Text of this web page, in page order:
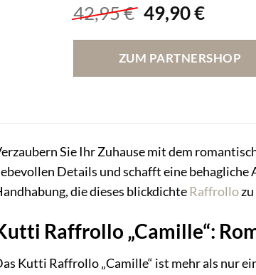
42,95€ Ursprünglicher
Preis
war:
42,95 €
49,90€
ist:
49,90
ZUM PARTNERSHOP
Sie Ihr Zuhause mit dem
Details und schafft eine behagliche
die dieses blickdichteRaffrollo
Raffrollo „Camille“:
Kutti Raffrollo „Camille“ ist mehr als nur